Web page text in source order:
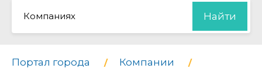
Компаниях Найти
Портал города
Компании